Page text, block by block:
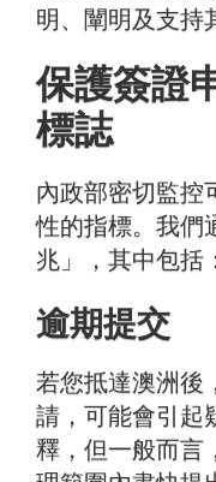
明、闡明及支持
保護簽證
標誌
內政部密切監控
性的指標。我們
兆」，其中包括
逾期提交
若您抵達澳洲後
請，可能會引起
釋，但一般而言